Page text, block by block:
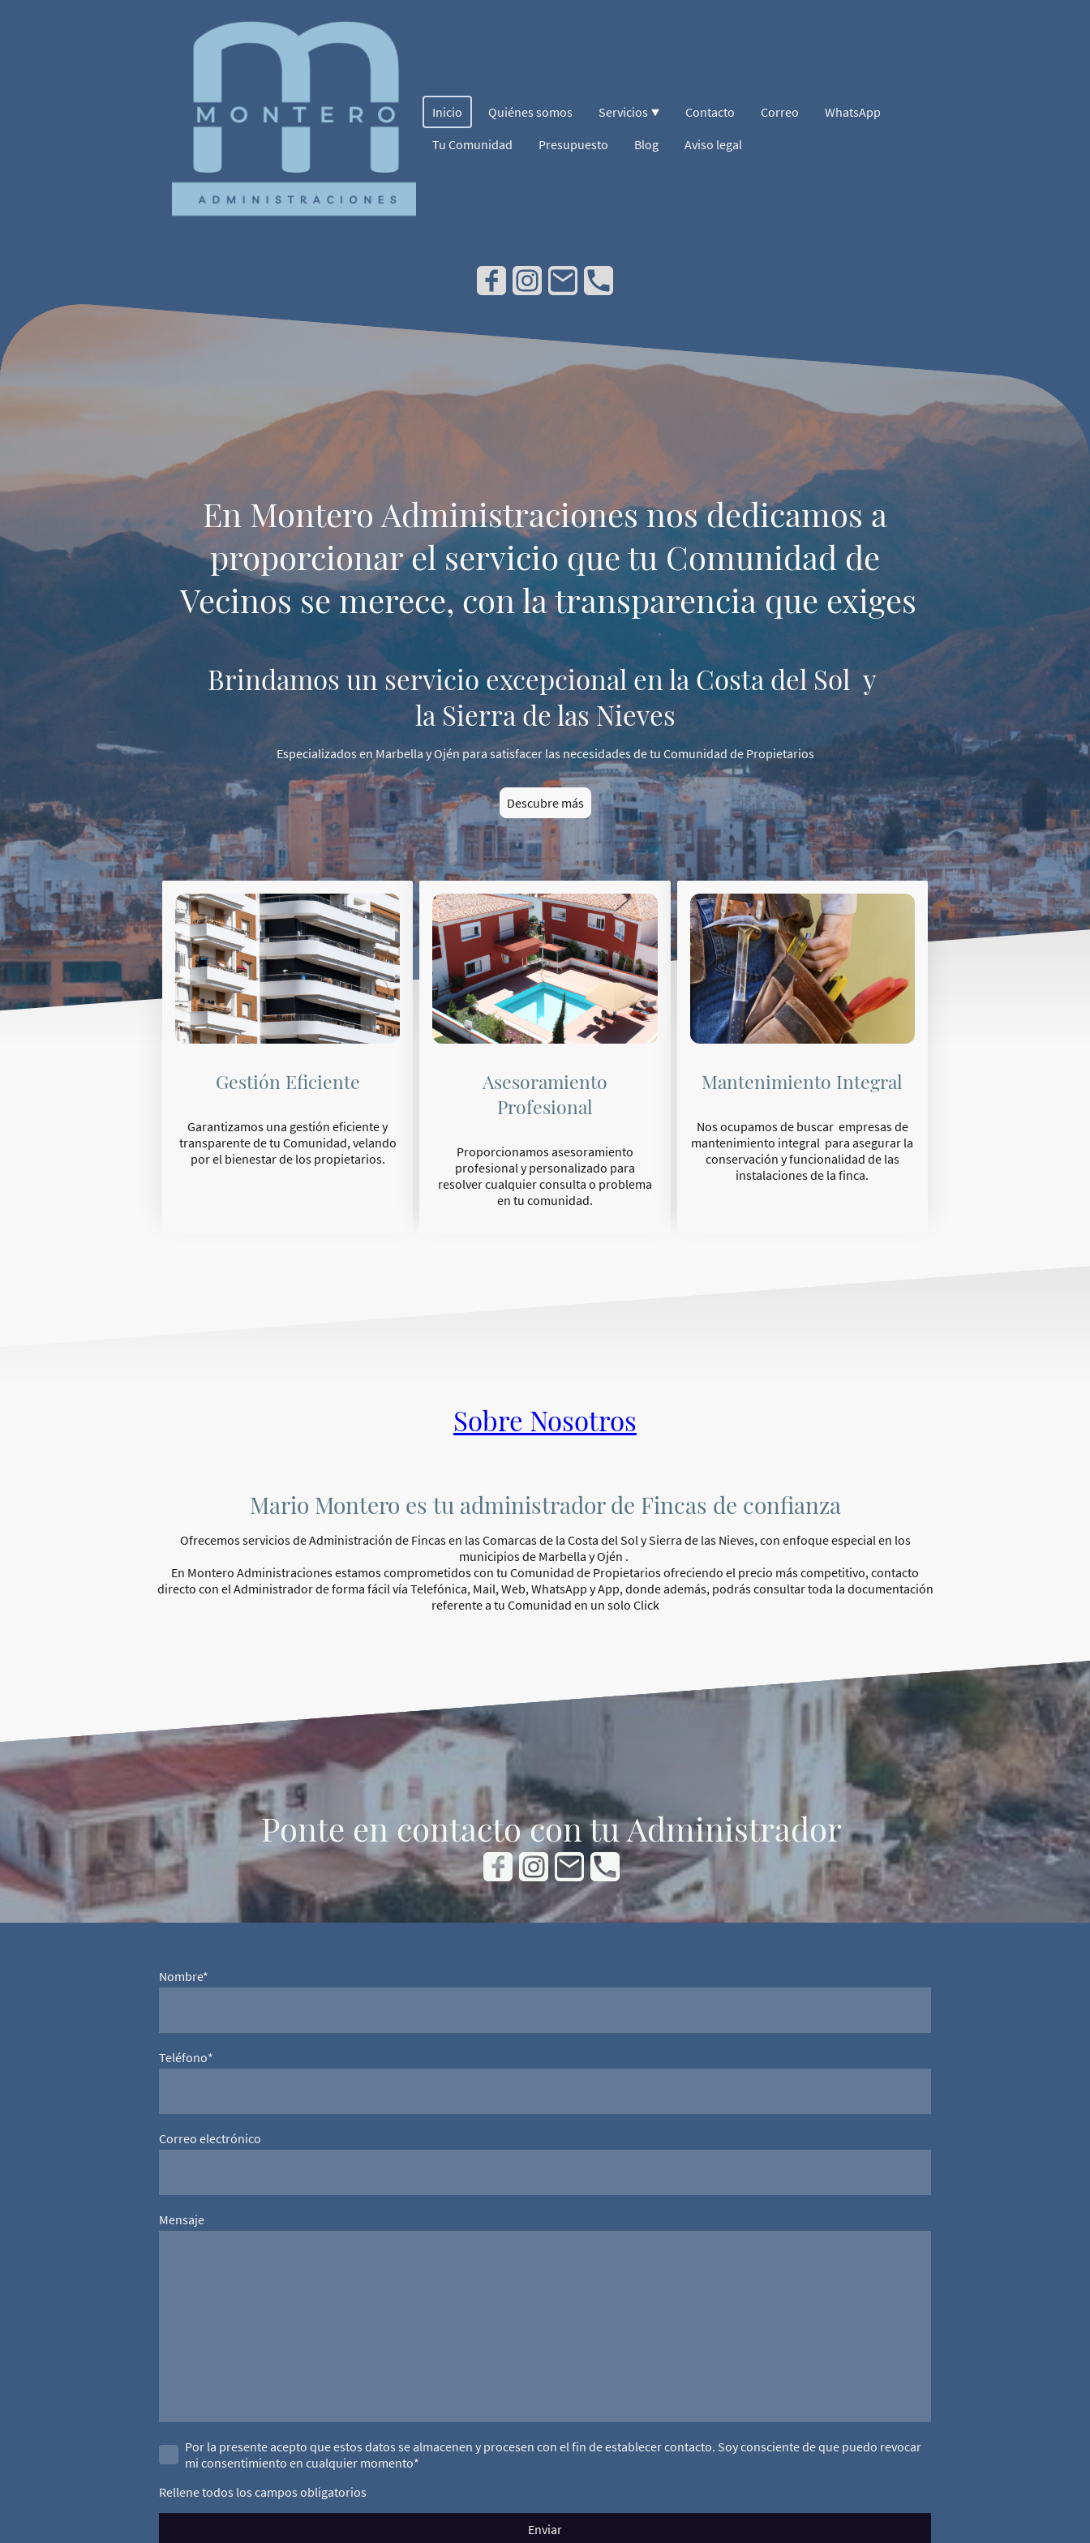
Inicio Quiénes somos Servicios Contacto Correo
WhatsApp
Tu Comunidad
Presupuesto Blog Aviso legal
En Montero Administraciones nos dedicamos a
proporcionar el servicio que tu Comunidad de
Vecinos se merece, con la transparencia que exiges
Brindamos un servicio excepcional en la Costa del Sol y
la Sierra de las Nieves
Especializados en Marbella y Ojén para satisfacer las necesidades de tu Comunidad de Propietarios
Descubre más
Gestión Eficiente
Garantizamos una gestión eficiente y
transparente de tu Comunidad, velando
por el bienestar de los propietarios.
Asesoramiento
Profesional
Proporcionamos asesoramiento
profesional y personalizado para
resolver cualquier consulta o problema
en tu comunidad.
Mantenimiento Integral
Nos ocupamos de buscar empresas de
mantenimiento integral para asegurar la
conservación y funcionalidad de las
instalaciones de la finca.
Sobre Nosotros
Mario Montero es tu administrador de Fincas de confianza
Ofrecemos servicios de Administración de Fincas en las Comarcas de la Costa del Sol y Sierra de las Nieves, con enfoque especial en los
municipios de Marbella y Ojén .
En Montero Administraciones estamos comprometidos con tu Comunidad de Propietarios ofreciendo el precio más competitivo, contacto
directo con el Administrador de forma fácil vía Telefónica, Mail, Web, WhatsApp y App, donde además, podrás consultar toda la documentación
referente a tu Comunidad en un solo Click
Ponte en contacto con tu Administrador
Nombre*
Teléfono*
Correo electrónico
Mensaje
Por la presente acepto que estos datos se almacenen y procesen con el fin de establecer contacto. Soy consciente de que puedo revocar
mi consentimiento en cualquier momento*
Rellene todos los campos obligatorios
Enviar